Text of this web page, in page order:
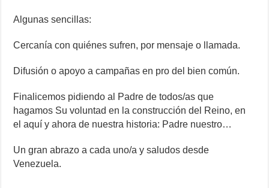
Algunas sencillas:
Cercanía con quiénes sufren, por mensaje o llamada.
Difusión o apoyo a campañas en pro del bien común.
Finalicemos pidiendo al Padre de todos/as que
hagamos Su voluntad en la construcción del Reino, en
el aquí y ahora de nuestra historia: Padre nuestro…
Un gran abrazo a cada uno/a y saludos desde
Venezuela.